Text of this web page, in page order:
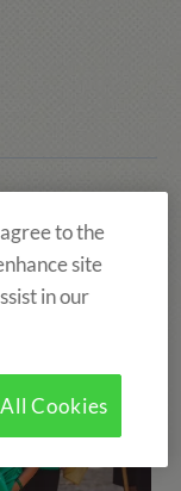
to the
site
in our
Cookies